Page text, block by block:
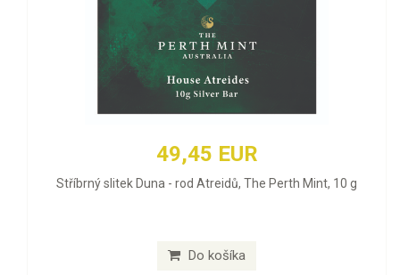
49,45 EUR
Stříbrný slitek Duna - rod Atreidů, The Perth Mint, 10 g
Do košíka